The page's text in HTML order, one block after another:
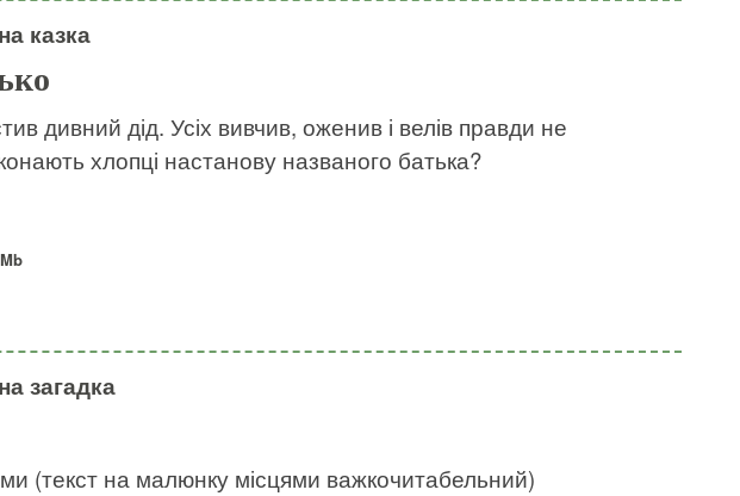
казка
дивний дід. Усіх вивчив, оженив і велів правди не
хлопці настанову названого батька?
загадка
(текст на малюнку місцями важкочитабельний)